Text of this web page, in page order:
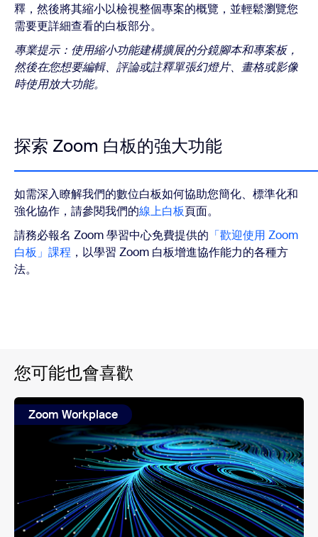
釋，然後將其縮小以檢視整個專案的概覽，並輕鬆瀏覽您
需要更詳細查看的白板部分。
專業提示：使用縮小功能建構擴展的分鏡腳本和專案板，
然後在您想要編輯、評論或註釋單張幻燈片、畫格或影像
時使用放大功能。
探索 Zoom 白板的強大功能
如需深入瞭解我們的數位白板如何協助您簡化、標準化和
強化協作，請參閱我們的線上白板頁面。
請務必報名 Zoom 學習中心免費提供的 「歡迎使用 Zoom
白板」課程 ，以學習 Zoom 白板增進協作能力的各種方
法。
您可能也會喜歡
Zoom Workplace